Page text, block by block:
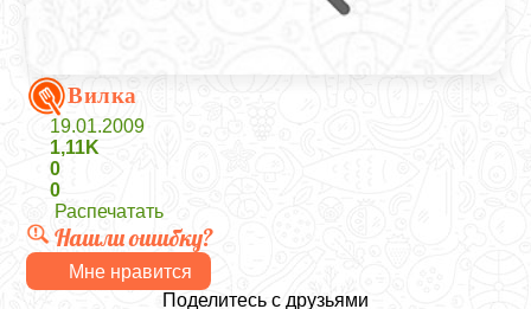
Вилка
19.01.2009
1,11K
0
0
Распечатать
Нашли ошибку?
Мне нравится
Поделитесь с друзьями